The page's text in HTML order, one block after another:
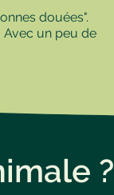
douées".
un peu de
?